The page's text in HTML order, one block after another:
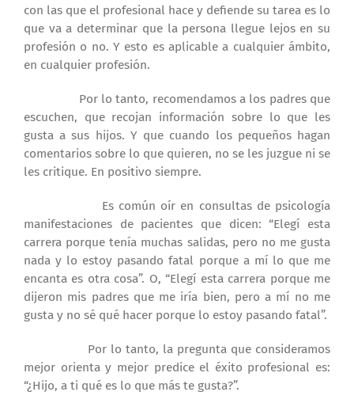
con las que el profesional hace y defiende su tarea es lo
que va a determinar que la persona llegue lejos en su
profesión o no. Y esto es aplicable a cualquier ámbito,
en cualquier profesión.
Por lo tanto, recomendamos a los padres que
escuchen, que recojan información sobre lo que les
gusta a sus hijos. Y que cuando los pequeños hagan
comentarios sobre lo que quieren, no se les juzgue ni se
les critique. En positivo siempre.
Es común oír en consultas de psicología
manifestaciones de pacientes que dicen: “Elegí esta
carrera porque tenía muchas salidas, pero no me gusta
nada y lo estoy pasando fatal porque a mí lo que me
encanta es otra cosa”. O, “Elegí esta carrera porque me
dijeron mis padres que me iría bien, pero a mí no me
gusta y no sé qué hacer porque lo estoy pasando fatal”.
Por lo tanto, la pregunta que consideramos
mejor orienta y mejor predice el éxito profesional es:
“¿Hijo, a ti qué es lo que más te gusta?”.